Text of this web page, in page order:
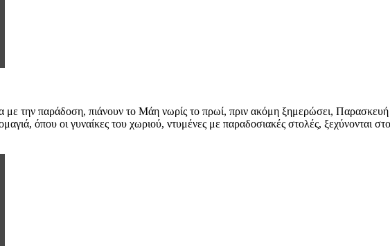
την παράδοση, πιάνουν το Μάη νωρίς το πρωί, πριν ακόμη ξημερώσει,
όπου οι γυναίκες του χωριού, ντυμένες με παραδοσιακές στολές, ξεχύνονται